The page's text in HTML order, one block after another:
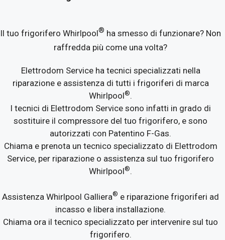
Il tuo frigorifero Whirlpool® ha smesso di funzionare? Non
raffredda più come una volta?
Elettrodom Service ha tecnici specializzati nella
riparazione e assistenza di tutti i frigoriferi di marca
Whirlpool®.
I tecnici di Elettrodom Service sono infatti in grado di
sostituire il compressore del tuo frigorifero, e sono
autorizzati con Patentino F-Gas.
Chiama e prenota un tecnico specializzato di Elettrodom
Service, per riparazione o assistenza sul tuo frigorifero
Whirlpool®.
Assistenza Whirlpool Galliera® e riparazione frigoriferi ad
incasso e libera installazione.
Chiama ora il tecnico specializzato per intervenire sul tuo
frigorifero.